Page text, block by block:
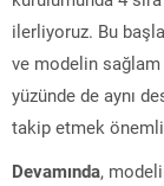
ilerliyoruz. Bu
ve modelin sağlam
yüzünde de aynı
takip etmek
Devamında,